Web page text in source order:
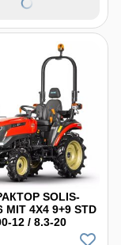
SOLIS-
MIT 4X4 9+9 STD
12 / 8.3-20